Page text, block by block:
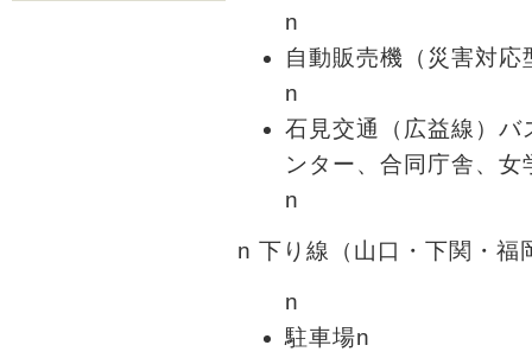
n
自動販売機（災害対応
n
石見交通（広益線）
ンター、合同庁舎、
n
n 下り線（山口・下関・福
n
駐車場n